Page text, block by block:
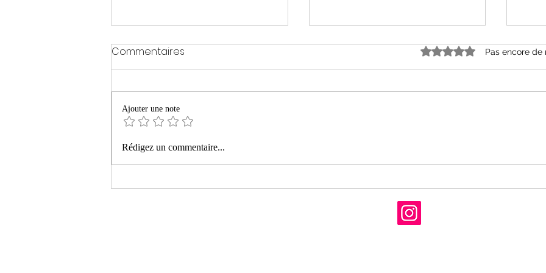
« La montagne ardente »
de Philippe Manevy aux
d’Alice Ferney aux Editions
Commentaires Noté 0 étoile sur 5.Pas encore de
Ajouter une note
Rédigez un commentaire...